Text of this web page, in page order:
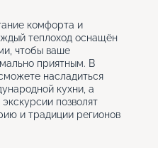
комфорта и
теплоход оснащён
чтобы ваше
приятным. В
насладиться
кухни, а
позволят
и традиции регионов